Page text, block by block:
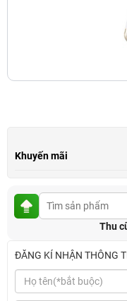
Khuyến mãi
Thu
ĐĂNG KÍ NHẬN THÔNG